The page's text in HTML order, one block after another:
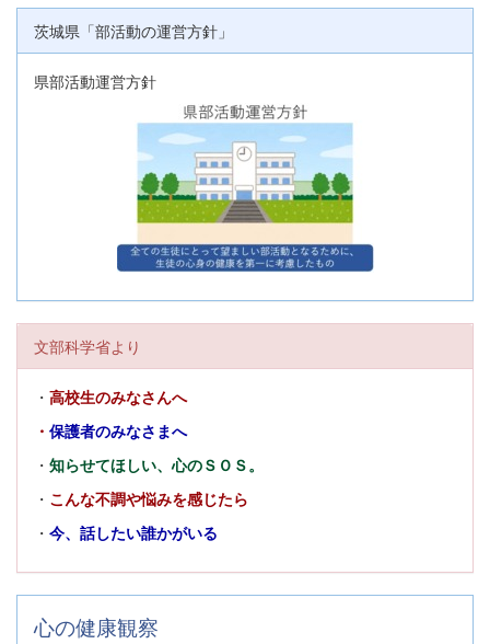
茨城県「部活動の運営方針」
県部活動運営方針
文部科学省より
・ 高校生のみなさんへ
・ 保護者のみなさまへ
・ 知らせてほしい、心のＳＯＳ。
・ こんな不調や悩みを感じたら
・ 今、話したい誰かがいる
心の健康観察